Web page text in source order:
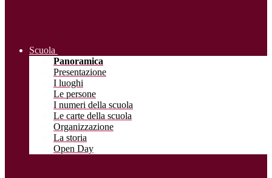
Scuola
Panoramica
Presentazione
I luoghi
Le persone
I numeri della scuola
Le carte della scuola
Organizzazione
La storia
Open Day